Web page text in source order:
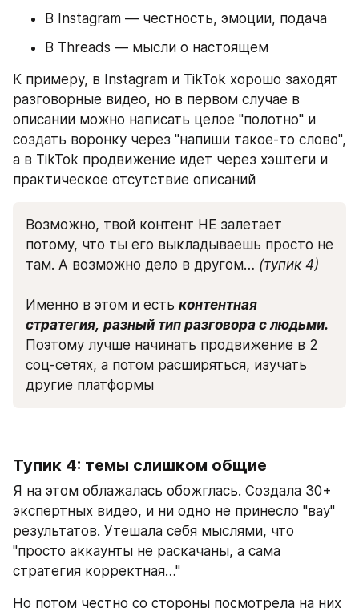
В Instagram — честность, эмоции, подача
В Threads — мысли о настоящем
К примеру, в Instagram и TikTok хорошо заходят
разговорные видео, но в первом случае в
описании можно написать целое "полотно" и
создать воронку через "напиши такое-то слово",
а в TikTok продвижение идет через хэштеги и
практическое отсутствие описаний
Возможно, твой контент НЕ залетает
потому, что ты его выкладываешь просто не
там. А возможно дело в другом… (тупик 4)
Именно в этом и есть контентная
стратегия,
Поэтому лучше начинать продвижение в 2
соц-сетях, а потом расширяться, изучать
другие платформы
Тупик 4: темы слишком общие
Я на этом облажалась обожглась. Создала 30+
экспертных видео, и ни одно не принесло "вау"
результатов. Утешала себя мыслями, что
"просто аккаунты не раскачаны, а сама
стратегия корректная…"
Но потом честно со стороны посмотрела на них